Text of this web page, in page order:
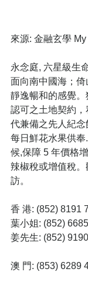
來源: 金融玄學
永念庭, 六星級生
面向南中國海；倚
靜逸暢和的感覺
認可之土地契約
代兼備之先人紀
每日鮮花水果供
候,保障 5 年價格
辣椒稅或增值稅
訪。
香 港: (852) 8191
葉小姐: (852)
姜先生: (852)
澳 門: (853) 6289